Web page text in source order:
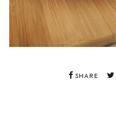
SHARE